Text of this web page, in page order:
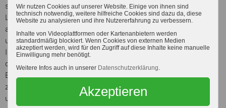
sowie über die Social-Media-Kanäle der acht beteiligten
Landesorganisationen ausgespielt. Begleitet wird der Clip
auch 2026 wieder von einem
und Zuschauer können ihr Wissen rund um den
Internationalen Tag der Milch testen und attraktive Preise –
darunter ein Wochenende auf einem Bauernhof – gewinnen.
Einsendeschluss ist der
zum Gewinnspiel und zur Teilnahme finden sich ebenfalls
unter
www.milchwirtschaft.com.
Wir nutzen Cookies auf unserer Website. Einige von ihnen sind
technisch notwendig, weitere hilfreiche Cookies sind dazu da, diese
Website zu analysieren und ihre Nutzererfahrung zu verbessern.
Inhalte von Videoplattformen oder Kartenanbietern werden
standardmäßig blockiert. Wenn Cookies von externen Medien
akzeptiert werden, wird für den Zugriff auf diese Inhalte keine manuelle
Einwilligung mehr benötigt.
Weitere Infos auch in unserer Datenschutzerklärung.
Akzeptieren